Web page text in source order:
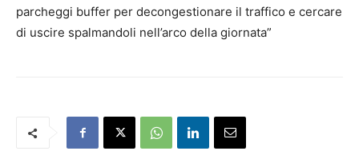
parcheggi buffer per decongestionare il traffico e cercare
di uscire spalmandoli nell’arco della giornata”